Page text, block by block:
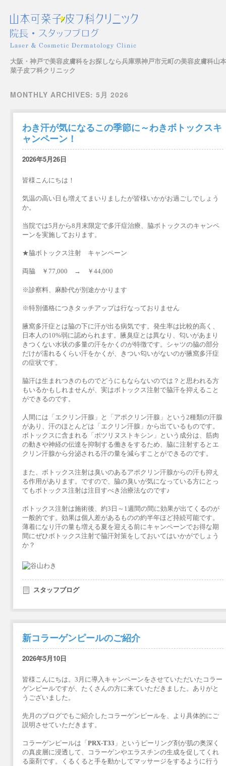
大阪・神戸で美容皮膚科をお探しなら兵庫県神戸市元町の美容皮膚科山
菜子皮フ科クリニック
MONTHLY ARCHIVES: 5月 2026
わき汗が気になるこの季節に～わきボトックスキ
ャンペーン！
2026年5月26日
皆様こんにちは！
気温の高い日も増えてまいりましたが皆様いかがお過ごしでしょう
か。
当院では5月から8月末限定で多汗症治療、脇ボトックスのキャンペ
ーンを実施しております。
★脇ボトックス注射 キャンペーン
両脇 ￥77,000 → ￥44,000
※診察料、麻酔代が別途かかります
※特別価格につきタッチアップは行なっておりません
腋窩多汗症とは脇の下に汗が出る病気です。発生率は比較的高く、
日本人の10%弱に認められます。腋臭症とは異なり、匂いがあまり
きつくない水状の多量の汗をかくのが特徴です。シャツの脇の部分
だけが濡れるくらい汗をかくが、きつい匂いがないのが腋窩多汗症
の症状です。
脇汗は生まれつきのものでどうにもならないのでは？と思われる方
もいるかもしれませんが、実はボトックス注射で脇汗を抑えること
ができるのです。
人間には「エクリン汗腺」と「アポクリン汗腺」という2種類の汗腺
があり、汗のほとんどは「エクリン汗腺」から出ているものです。
ボトックスに含まれる「ボツリヌストキシン」という成分は、筋肉
の動きや神経の伝達を抑制する働きをするため、脇に注射するとエ
クリン汗腺から分泌される汗の量を減らすことができるのです。
また、ボトックス注射は臭いのあるアポクリン汗腺からの汗も抑え
る作用があります。ですので、脇の臭いが気になっている方にとっ
てもボトックス注射は注目すべき治療法なのです♪
ボトックス注射は施術後、約3日～1週間の間に効果が出てくるのが
一般的です。効果は個人差があるものの約半年ほど持続可能です。
薄着になり汗の量も増える夏を迎える前にキャンペーンでお得な期
間にぜひボトックス注射で脇汗対策をしておいてはいかがでしょう
か？
スタッフブログ
新コラーゲンピールのご紹介
2026年5月10日
皆様こんにちは。3月に導入キャンペーンをさせていただいたコラー
ゲンピールですが、たくさんの方に来ていただきました。ありがと
うございました。
先月のブログでもご紹介したコラーゲンピールを、より具体的にご
説明させていただきます。
コラーゲンピールは「PRX-T33 」というピーリング剤が肌の奥深く
の真皮層に浸透して、コラーゲンやエラスチンの生成を促してくれ
る薬剤です。くるくると手を動かしてマッサージをするように行う